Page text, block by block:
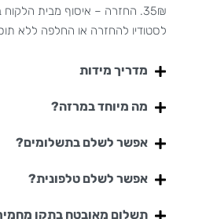
לסטודיו להחזרה או החלפה ללא
מדריך מידות
מה מיוחד במרזה?
אפשר לשלם בתשלומים?
אפשר לשלם טלפונית?
תשלום מאובטח בתקן